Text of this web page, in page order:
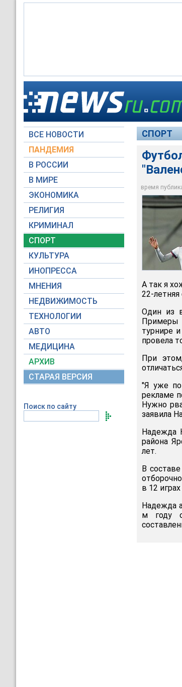
ВСЕ НОВОСТИ
ПАНДЕМИЯ
В РОССИИ
В МИРЕ
ЭКОНОМИКА
РЕЛИГИЯ
КРИМИНАЛ
СПОРТ
КУЛЬТУРА
ИНОПРЕССА
МНЕНИЯ
НЕДВИЖИМОСТЬ
ТЕХНОЛОГИИ
АВТО
МЕДИЦИНА
АРХИВ
СТАРАЯ ВЕРСИЯ
Поиск по сайту
СПОРТ
время
©РИА
А так я
22-
Один из
Примеры
турнире
провела
При
"Я уже
рекламе
Нужно
заявила
Надежда
района
лет.
В
в 12
Надежда
м году